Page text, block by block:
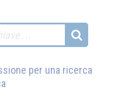
per una ricerca